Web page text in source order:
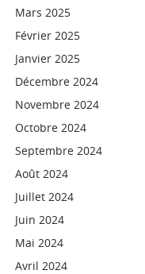
Mars 2025
Février 2025
Janvier 2025
Décembre 2024
Novembre 2024
Octobre 2024
Septembre 2024
Août 2024
Juillet 2024
Juin 2024
Mai 2024
Avril 2024